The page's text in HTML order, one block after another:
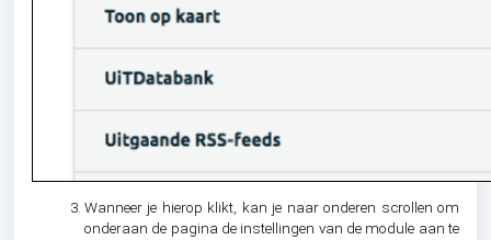
Wanneer je hierop klikt, kan je naar onderen scrollen om
onderaan de pagina de instellingen van de module aan te